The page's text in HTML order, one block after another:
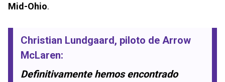
Mid-Ohio.
Christian Lundgaard, piloto de Arrow
McLaren:
Definitivamente hemos encontrado